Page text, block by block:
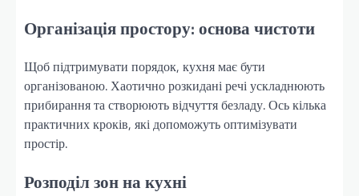
Організація простору: основа чистоти
Щоб підтримувати порядок, кухня має бути
організованою. Хаотично розкидані речі ускладнюють
прибирання та створюють відчуття безладу. Ось кілька
практичних кроків, які допоможуть оптимізувати
простір.
Розподіл зон на кухні